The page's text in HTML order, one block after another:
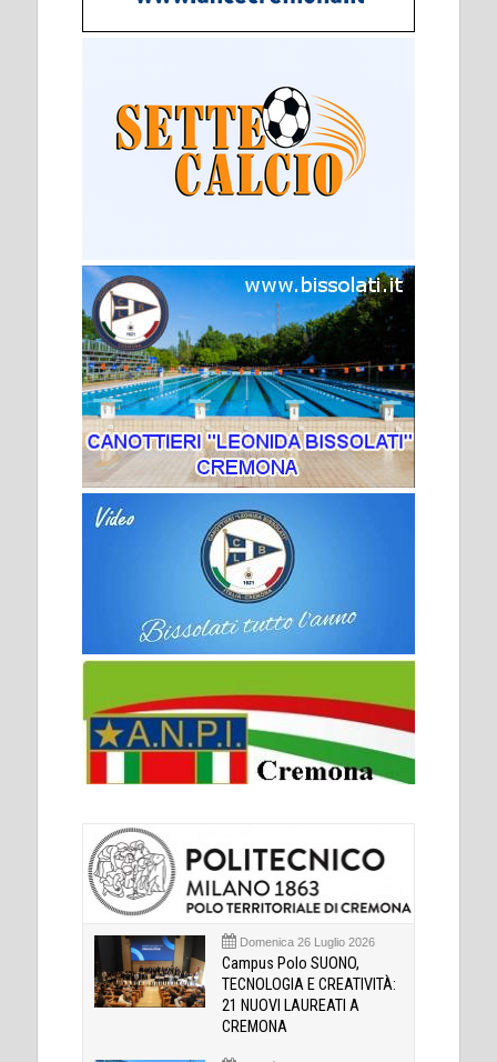
Domenica 26 Luglio 2026
Campus Polo SUONO,
TECNOLOGIA E CREATIVITÀ:
21 NUOVI LAUREATI A
CREMONA